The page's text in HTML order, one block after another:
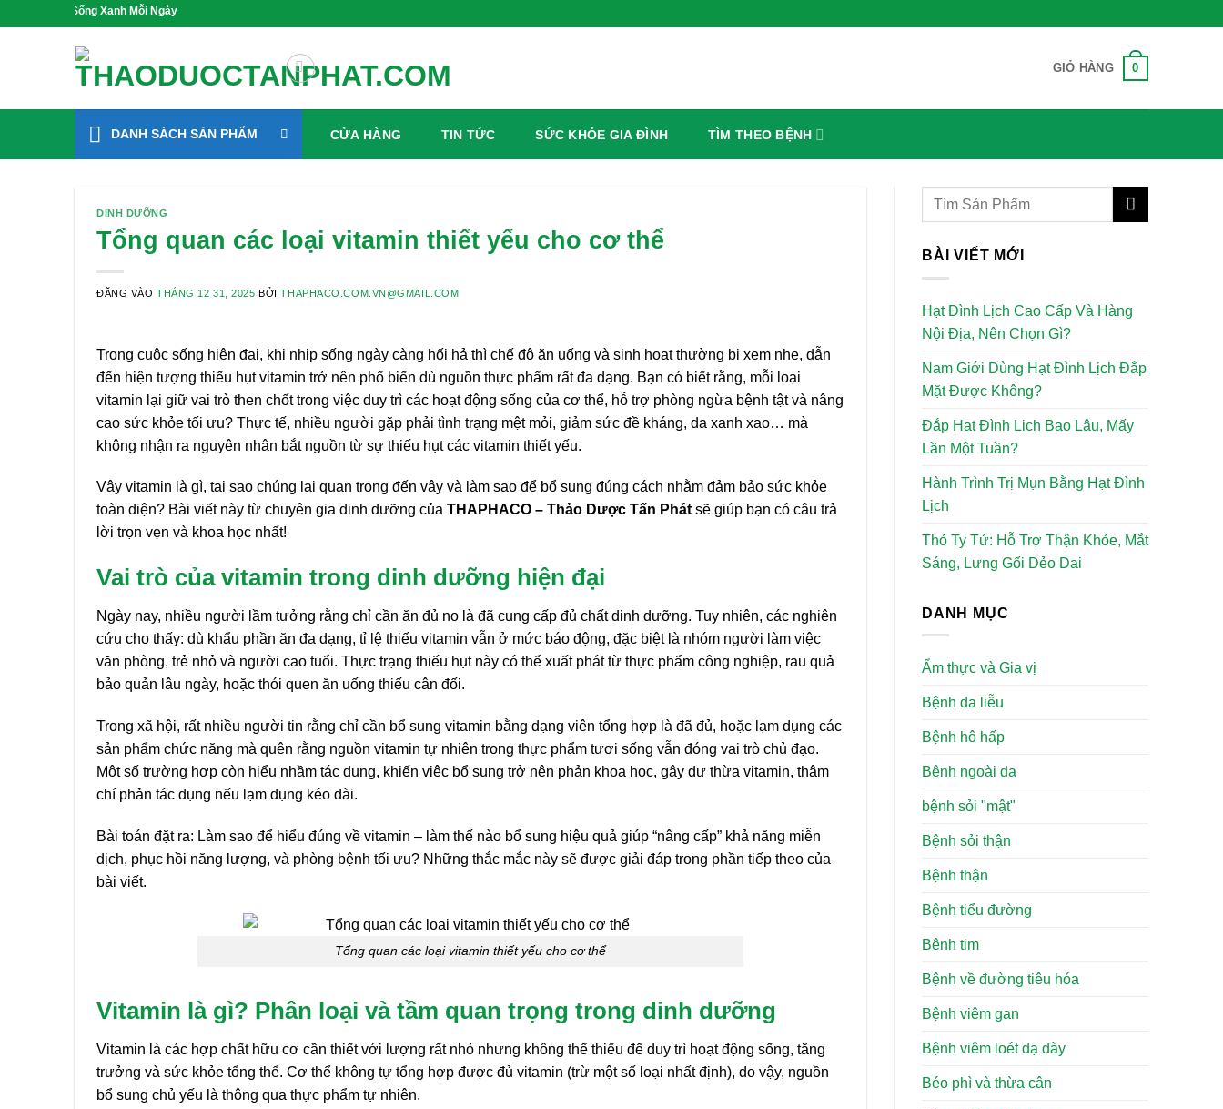
Sống Xanh Mỗi Ngày
GIỎ HÀNG 0
DANH SÁCH SẢN PHẨM CỬA HÀNG TIN TỨC SỨC KHỎE GIA ĐÌNH TÌM THEO BỆNH
DINH DƯỠNG
Tổng quan các loại vitamin thiết yếu cho cơ thể
ĐĂNG VÀOTHÁNG 12 31, 2025 BỞITHAPHACO.COM.VN@GMAIL.COM
Trong cuộc sống hiện đại, khi nhịp sống ngày càng hối hả thì chế độ ăn uống và sinh hoạt thường bị xem nhẹ, dẫn
đến hiện tượng thiếu hụt vitamin trở nên phổ biến dù nguồn thực phẩm rất đa dạng. Bạn có biết rằng, mỗi loại
vitamin lại giữ vai trò then chốt trong việc duy trì các hoạt động sống của cơ thể, hỗ trợ phòng ngừa bệnh tật và nâng
cao sức khỏe tối ưu? Thực tế, nhiều người gặp phải tình trạng mệt mỏi, giảm sức đề kháng, da xanh xao… mà
không nhận ra nguyên nhân bắt nguồn từ sự thiếu hụt các vitamin thiết yếu.
Vậy vitamin là gì, tại sao chúng lại quan trọng đến vậy và làm sao để bổ sung đúng cách nhằm đảm bảo sức khỏe
toàn diện? Bài viết này từ chuyên gia dinh dưỡng của THAPHACO – Thảo Dược Tấn Phát sẽ giúp bạn có câu trả
lời trọn vẹn và khoa học nhất!
Vai trò của vitamin trong dinh dưỡng hiện đại
Ngày nay, nhiều người lầm tưởng rằng chỉ cần ăn đủ no là đã cung cấp đủ chất dinh dưỡng. Tuy nhiên, các nghiên
cứu cho thấy: dù khẩu phần ăn đa dạng, tỉ lệ thiếu vitamin vẫn ở mức báo động, đặc biệt là nhóm người làm việc
văn phòng, trẻ nhỏ và người cao tuổi. Thực trạng thiếu hụt này có thể xuất phát từ thực phẩm công nghiệp, rau quả
bảo quản lâu ngày, hoặc thói quen ăn uống thiếu cân đối.
Trong xã hội, rất nhiều người tin rằng chỉ cần bổ sung vitamin bằng dạng viên tổng hợp là đã đủ, hoặc lạm dụng các
sản phẩm chức năng mà quên rằng nguồn vitamin tự nhiên trong thực phẩm tươi sống vẫn đóng vai trò chủ đạo.
Một số trường hợp còn hiểu nhầm tác dụng, khiến việc bổ sung trở nên phản khoa học, gây dư thừa vitamin, thậm
chí phản tác dụng nếu lạm dụng kéo dài.
Bài toán đặt ra: Làm sao để hiểu đúng về vitamin – làm thế nào bổ sung hiệu quả giúp “nâng cấp” khả năng miễn
dịch, phục hồi năng lượng, và phòng bệnh tối ưu? Những thắc mắc này sẽ được giải đáp trong phần tiếp theo của
bài viết.
Tổng quan các loại vitamin thiết yếu cho cơ thể
Vitamin là gì? Phân loại và tầm quan trọng trong dinh dưỡng
Vitamin là các hợp chất hữu cơ cần thiết với lượng rất nhỏ nhưng không thể thiếu để duy trì hoạt động sống, tăng
trưởng và sức khỏe tổng thể. Cơ thể không tự tổng hợp được đủ vitamin (trừ một số loại nhất định), do vậy, nguồn
bổ sung chủ yếu là thông qua thực phẩm tự nhiên.
BÀI VIẾT MỚI
Hạt Đình Lịch Cao Cấp Và Hàng
Nội Địa, Nên Chọn Gì?
Nam Giới Dùng Hạt Đình Lịch Đắp
Mặt Được Không?
Đắp Hạt Đình Lịch Bao Lâu, Mấy
Lần Một Tuần?
Hành Trình Trị Mụn Bằng Hạt Đình
Lịch
Thỏ Ty Tử: Hỗ Trợ Thận Khỏe, Mắt
Sáng, Lưng Gối Dẻo Dai
DANH MỤC
Ẩm thực và Gia vị
Bệnh da liễu
Bệnh hô hấp
Bệnh ngoài da
bệnh sỏi "mật"
Bệnh sỏi thận
Bệnh thận
Bệnh tiểu đường
Bệnh tim
Bệnh về đường tiêu hóa
Bệnh viêm gan
Bệnh viêm loét dạ dày
Béo phì và thừa cân